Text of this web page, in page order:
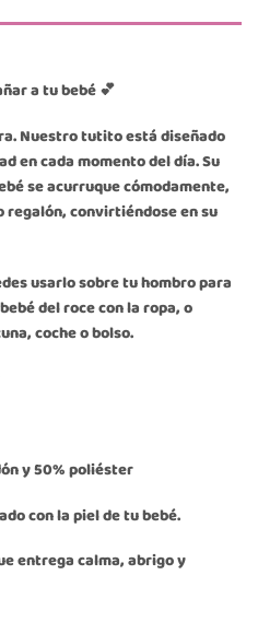
a tu bebé 💕
Nuestro tutito está diseñado
en cada momento del día. Su
se acurruque cómodamente,
convirtiéndose en su
usarlo sobre tu hombro para
del roce con la ropa, o
coche o bolso.
y 50% poliéster
con la piel de tu bebé.
entrega calma, abrigo y